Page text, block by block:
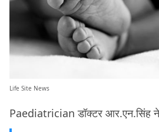
Life Site News
Paediatrician डॉक्टर आर.एन.सिंह ने